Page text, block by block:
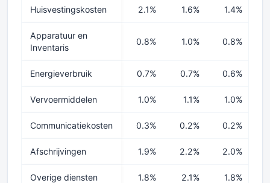
Huisvestingskosten 2.1% 1.6% 1.4%
Apparatuur en
Inventaris
0.8% 1.0% 0.8%
Energieverbruik 0.7% 0.7% 0.6%
Vervoermiddelen 1.0% 1.1% 1.0%
Communicatiekosten 0.3% 0.2% 0.2%
Afschrijvingen 1.9% 2.2% 2.0%
Overige diensten 1.8% 2.1% 1.8%